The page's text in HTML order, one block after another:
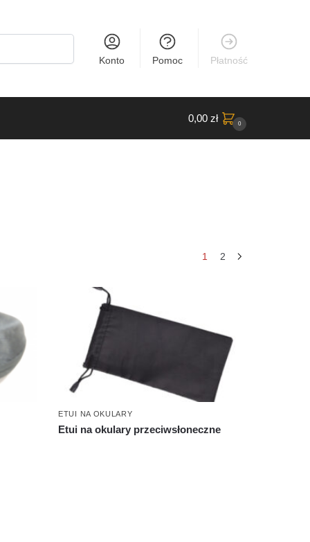
Konto Pomoc Płatność
0,00 zł 0
1 2
ETUI NA OKULARY
Etui na okulary przeciwsłoneczne